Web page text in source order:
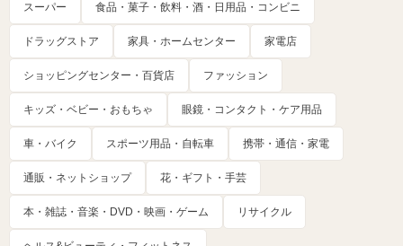
スーパー 食品・菓子・飲料・酒・日用品・コンビニ
ドラッグストア 家具・ホームセンター 家電店
ショッピングセンター・百貨店 ファッション
キッズ・ベビー・おもちゃ 眼鏡・コンタクト・ケア用品
車・バイク スポーツ用品・自転車 携帯・通信・家電
通販・ネットショップ 花・ギフト・手芸
本・雑誌・音楽・DVD・映画・ゲーム リサイクル